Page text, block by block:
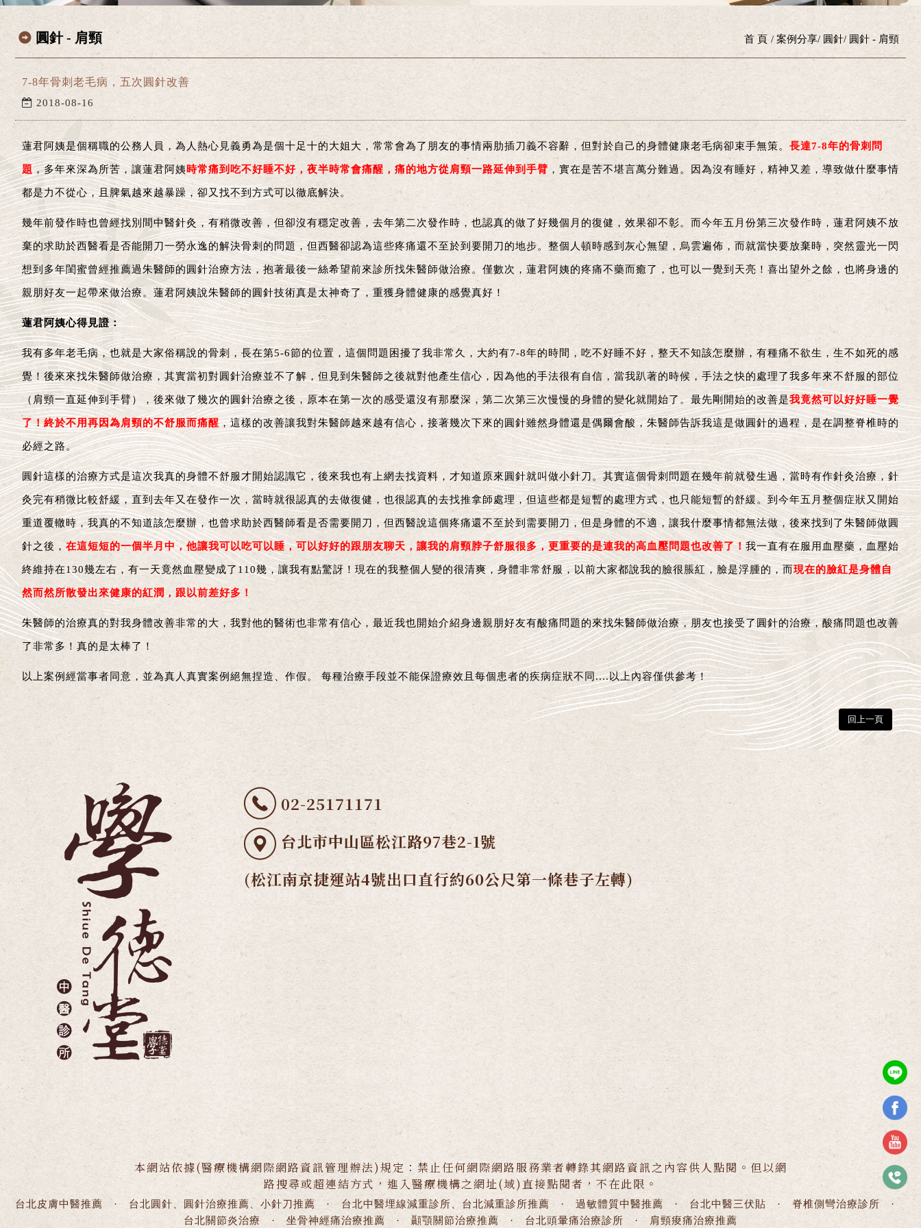
圓針 - 肩頸 首 頁 案例分享 圓針 圓針 - 肩頸
7-8年骨刺老毛病，五次圓針改善
2018-08-16
蓮君阿姨是個稱職的公務人員，為人熱心見義勇為是個十足十的大姐大，常常會為了朋友的事情兩肋插刀義不容辭，但對於自己的身體健康老毛病卻束手無策。 長達7-8年的骨刺問
題，多年來深為所苦，讓蓮君阿姨 時常痛到吃不好睡不好，夜半時常會痛醒，痛的地方從肩頸一路延伸到手臂 ，實在是苦不堪言萬分難過。因為沒有睡好，精神又差，導致做什麼事情
都是力不從心，且脾氣越來越暴躁，卻又找不到方式可以徹底解決。
幾年前發作時也曾經找別間中醫針灸，有稍微改善，但卻沒有穩定改善，去年第二次發作時，也認真的做了好幾個月的復健，效果卻不彰。而今年五月份第三次發作時，蓮君阿姨不放
棄的求助於西醫看是否能開刀一勞永逸的解決骨刺的問題，但西醫卻認為這些疼痛還不至於到要開刀的地步。整個人頓時感到灰心無望，烏雲遍佈，而就當快要放棄時，突然靈光一閃
想到多年閨蜜曾經推薦過朱醫師的圓針治療方法，抱著最後一絲希望前來診所找朱醫師做治療。僅數次，蓮君阿姨的疼痛不藥而癒了，也可以一覺到天亮！喜出望外之餘，也將身邊的
親朋好友一起帶來做治療。蓮君阿姨說朱醫師的圓針技術真是太神奇了，重獲身體健康的感覺真好！
蓮君阿姨心得見證：
我有多年老毛病，也就是大家俗稱說的骨刺，長在第5-6節的位置，這個問題困擾了我非常久，大約有7-8年的時間，吃不好睡不好，整天不知該怎麼辦，有種痛不欲生，生不如死的感
覺！後來來找朱醫師做治療，其實當初對圓針治療並不了解，但見到朱醫師之後就對他產生信心，因為他的手法很有自信，當我趴著的時候，手法之快的處理了我多年來不舒服的部位
（肩頸一直延伸到手臂），後來做了幾次的圓針治療之後，原本在第一次的感受還沒有那麼深，第二次第三次慢慢的身體的變化就開始了。最先剛開始的改善是我竟然可以好好睡一覺
了！終於不用再因為肩頸的不舒服而痛醒，這樣的改善讓我對朱醫師越來越有信心，接著幾次下來的圓針雖然身體還是偶爾會酸，朱醫師告訴我這是做圓針的過程，是在調整脊椎時的
必經之路。
圓針這樣的治療方式是這次我真的身體不舒服才開始認識它，後來我也有上網去找資料，才知道原來圓針就叫做小針刀。其實這個骨刺問題在幾年前就發生過，當時有作針灸治療，針
灸完有稍微比較舒緩，直到去年又在發作一次，當時就很認真的去做復健，也很認真的去找推拿師處理，但這些都是短暫的處理方式，也只能短暫的舒緩。到今年五月整個症狀又開始
重道覆轍時，我真的不知道該怎麼辦，也曾求助於西醫師看是否需要開刀，但西醫說這個疼痛還不至於到需要開刀，但是身體的不適，讓我什麼事情都無法做，後來找到了朱醫師做圓
針之後， 在這短短的一個半月中，他讓我可以吃可以睡，可以好好的跟朋友聊天，讓我的肩頸脖子舒服很多，更重要的是連我的高血壓問題也改善了！我一直有在服用血壓藥，血壓始
終維持在130幾左右，有一天竟然血壓變成了110幾，讓我有點驚訝！現在的我整個人變的很清爽，身體非常舒服，以前大家都說我的臉很脹紅，臉是浮腫的，而現在的臉紅是身體自
然而然所散發出來健康的紅潤，跟以前差好多！
朱醫師的治療真的對我身體改善非常的大，我對他的醫術也非常有信心，最近我也開始介紹身邊親朋好友有酸痛問題的來找朱醫師做治療，朋友也接受了圓針的治療，酸痛問題也改善
了非常多！真的是太棒了！
以上案例經當事者同意，並為真人真實案例絕無捏造、作假。 每種治療手段並不能保證療效且每個患者的疾病症狀不同....以上內容僅供參考！
回上一頁
02-25171171
台北市中山區松江路97巷2-1號
(松江南京捷運站4號出口直行約60公尺第一條巷子左轉)
本網站依據(醫療機構網際網路資訊管理辦法)規定：禁止任何網際網路服務業者轉錄其網路資訊之內容供人點閱。但以網
路搜尋或超連結方式，進入醫療機構之網址(域)直接點閱者，不在此限。
台北皮膚中醫推薦 · 台北圓針、圓針治療推薦、小針刀推薦 · 台北中醫埋線減重診所、台北減重診所推薦 · 過敏體質中醫推薦 · 台北中醫三伏貼 · 脊椎側彎治療診所 ·
台北關節炎治療
· 坐骨神經痛治療推薦 · 顳顎關節治療推薦·台北頭暈痛治療診所 · 肩頸痠痛治療推薦